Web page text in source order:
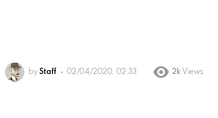
by Staff 02/04/2020, 02:33 2k Views